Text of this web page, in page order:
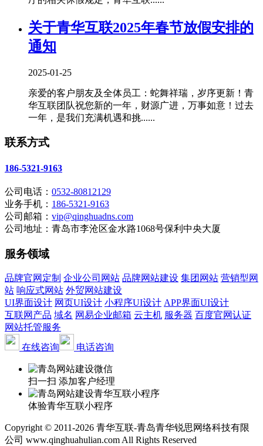
关于青华互联2025年春节放假安排的
通知
2025-01-25
亲爱的客户朋友及全体员工：蛇舞祥瑞，岁序更新！青
华互联团队祝您新的一年，财源广进，万事如意！过去
一年，是我们充满机遇和挑......
联系方式
186-5321-9163
公司电话： 0532-80812129
业务手机： 186-5321-9163
公司邮箱： vip@qinghuadns.com
公司地址：青岛市李沧区金水路1068号保利中央大厦
服务领域
品牌官网定制 企业公司网站 品牌网站建设 集团网站 营销型网
站 响应式网站 外贸网站建设
UI界面设计 网页UI设计 小程序UI设计 APP界面UI设计
互联网产品 域名 网易企业邮箱 云主机 服务器 百度官网认证
网站托管服务
在线咨询
电话咨询
扫一扫 添加客户经理
体验青华互联小程序
Copyright © 2011-2026 青华互联-青岛青华锐思网络科技有限
公司 www.qinghuahulian.com All Rights Reserved